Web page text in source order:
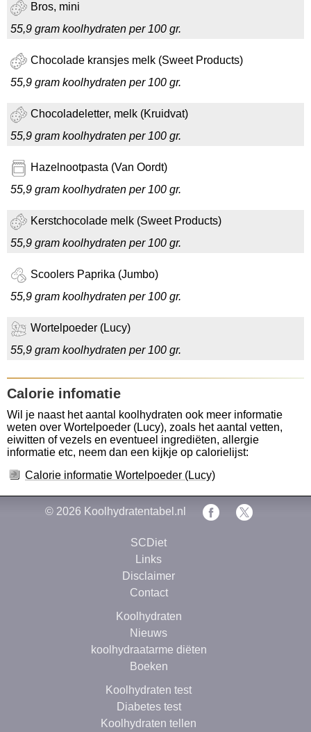
Bros, mini
55,9 gram koolhydraten per 100 gr.
Chocolade kransjes melk (Sweet Products)
55,9 gram koolhydraten per 100 gr.
Chocoladeletter, melk (Kruidvat)
55,9 gram koolhydraten per 100 gr.
Hazelnootpasta (Van Oordt)
55,9 gram koolhydraten per 100 gr.
Kerstchocolade melk (Sweet Products)
55,9 gram koolhydraten per 100 gr.
Scoolers Paprika (Jumbo)
55,9 gram koolhydraten per 100 gr.
Wortelpoeder (Lucy)
55,9 gram koolhydraten per 100 gr.
Calorie infomatie
Wil je naast het aantal koolhydraten ook meer informatie
weten over Wortelpoeder (Lucy), zoals het aantal vetten,
eiwitten of vezels en eventueel ingrediëten, allergie
informatie etc, neem dan een kijkje op calorielijst:
Calorie informatie Wortelpoeder (Lucy)
© 2026 Koolhydratentabel.nl
SCDiet
Links
Disclaimer
Contact
Koolhydraten
Nieuws
koolhydraatarme diëten
Boeken
Koolhydraten test
Diabetes test
Koolhydraten tellen